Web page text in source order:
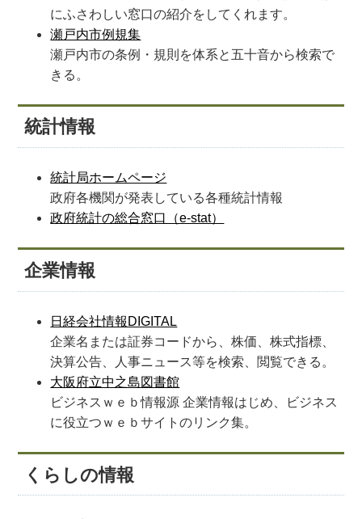
にふさわしい窓口の紹介をしてくれます。
瀬戸内市例規集
瀬戸内市の条例・規則を体系と五十音から検索で
きる。
統計情報
統計局ホームページ
政府各機関が発表している各種統計情報
政府統計の総合窓口（e-stat）
企業情報
日経会社情報DIGITAL
企業名または証券コードから、株価、株式指標、
決算公告、人事ニュース等を検索、閲覧できる。
大阪府立中之島図書館
ビジネスｗｅｂ情報源 企業情報はじめ、ビジネス
に役立つｗｅｂサイトのリンク集。
くらしの情報